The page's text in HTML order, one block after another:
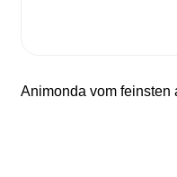
animonda vom